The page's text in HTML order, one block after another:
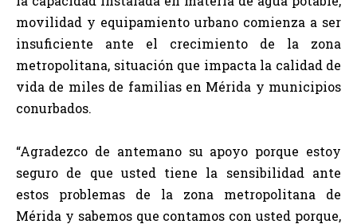
movilidad y equipamiento urbano comienza a ser
insuficiente ante el crecimiento de la zona
metropolitana, situación que impacta la calidad de
vida de miles de familias en Mérida y municipios
conurbados.
“Agradezco de antemano su apoyo porque estoy
seguro de que usted tiene la sensibilidad ante
estos problemas de la zona metropolitana de
Mérida y sabemos que contamos con usted porque,